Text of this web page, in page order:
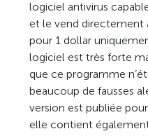
logiciel antivirus
et le vend directement
pour 1 dollar
logiciel est très forte
que ce programme
beaucoup de fausses
version est publiée
elle contient